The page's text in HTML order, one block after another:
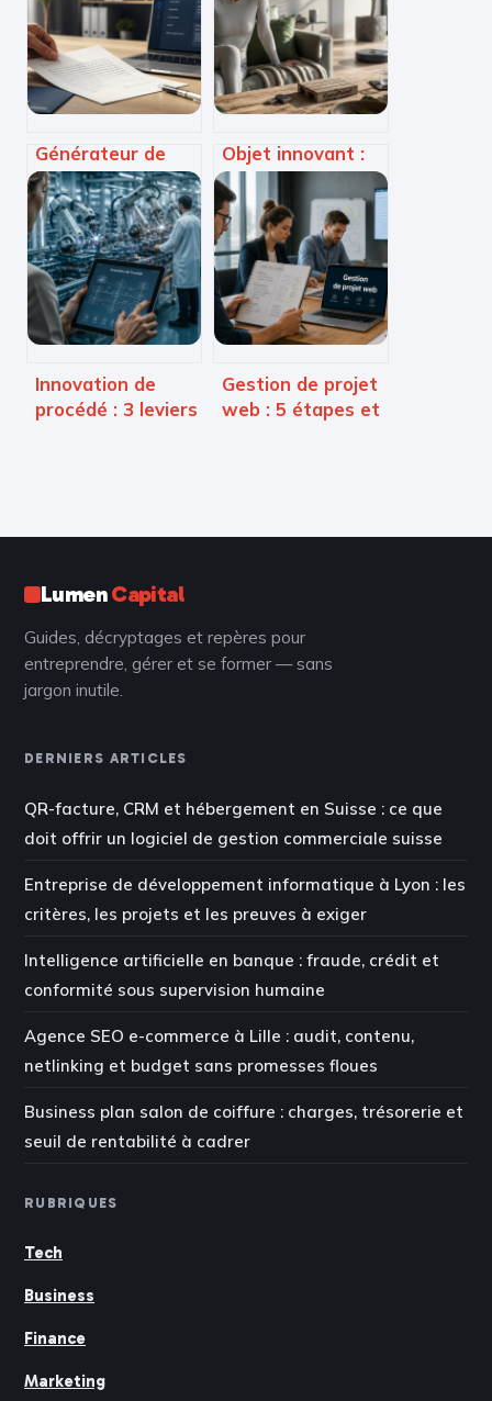
Générateur de
lettres IA : 3
minutes pour
rédiger vos
courriers
professionnels
sans erreur
Objet innovant :
comment allier
durabilité,
technologie et
usage quotidien ?
Innovation de
procédé : 3 leviers
Gestion de projet
web : 5 étapes et
LumenCapital
Guides, décryptages et repères pour
entreprendre, gérer et se former — sans
jargon inutile.
DERNIERS ARTICLES
QR-facture, CRM et hébergement en Suisse : ce que
doit offrir un logiciel de gestion commerciale suisse
Entreprise de développement informatique à Lyon : les
critères, les projets et les preuves à exiger
Intelligence artificielle en banque : fraude, crédit et
conformité sous supervision humaine
Agence SEO e-commerce à Lille : audit, contenu,
netlinking et budget sans promesses floues
Business plan salon de coiffure : charges, trésorerie et
seuil de rentabilité à cadrer
RUBRIQUES
Tech
Business
Finance
Marketing